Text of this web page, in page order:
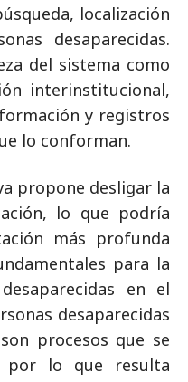
localización
desaparecidas.
del sistema como
interinstitucional,
y registros
lo conforman.
propone desligar la
lo que podría
más profunda
para la
en el
desaparecidas
procesos que se
por lo que resulta